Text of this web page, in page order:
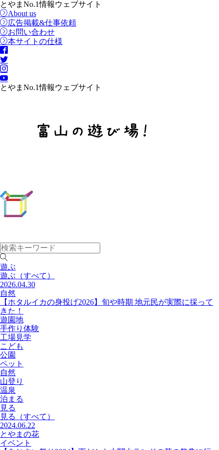
とやまNo.1情報ウェブサイト
About us
広告掲載&仕事依頼
お問い合わせ
本サイトの仕様
とやまNo.1情報ウェブサイト
遊ぶ
遊ぶ （すべて）
2026.04.30
自然
【ホタルイカの身投げ2026】旬や時期 地元民が実際に採って
きた！
遊園地
手作り体験
工場見学
こども
公園
ペット
自然
山登り
温泉
泊まる
見る
見る
（すべて）
2024.06.22
とやまの花
イベント